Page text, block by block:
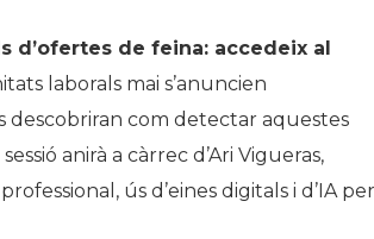
d’ofertes de feina: accedeix al
laborals mai s’anuncien
descobriran com detectar aquestes
anirà a càrrec d’Ari Vigueras,
ús d’eines digitals i d’IA